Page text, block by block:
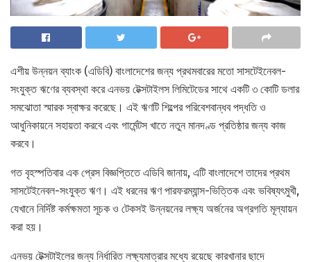
এশীয় উন্নয়ন ব্যাংক (এডিবি) বাংলাদেশের জন্য প্রথমবারের মতো সাসটেইনেবল-
সংযুক্ত ঋণের ব্যবস্থা করে এনভয় টেক্সটাইলস লিমিটেডের সাথে একটি ৩ কোটি ডলার
সমঝোতা স্মারক স্বাক্ষর করেছে। এই ঋণটি শিল্পের পরিবেশবান্ধব পদ্ধতি ও
আধুনিকায়নে সহায়তা করবে এবং গার্মেন্টস খাতে নতুন মানদণ্ড প্রতিষ্ঠার জন্য কাজ
করবে।
গত বৃহস্পতিবার এক প্রেস বিজ্ঞপ্তিতে এডিবি জানায়, এটি বাংলাদেশে তাদের প্রথম
সাসটেইনেবল-সংযুক্ত ঋণ। এই ধরনের ঋণ পারফরম্যান্স-ভিত্তিক এবং ভবিষ্যৎমুখী,
যেখানে নির্দিষ্ট কর্মক্ষমতা সূচক ও টেকসই উন্নয়নের লক্ষ্য অর্জনের অগ্রগতি মূল্যায়ন
করা হয়।
এনভয় টেক্সটাইলের জন্য নির্ধারিত লক্ষ্যমাত্রার মধ্যে রয়েছে কারখানার ছাদে